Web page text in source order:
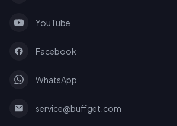
YouTube
Facebook
WhatsApp
service@buffget.com